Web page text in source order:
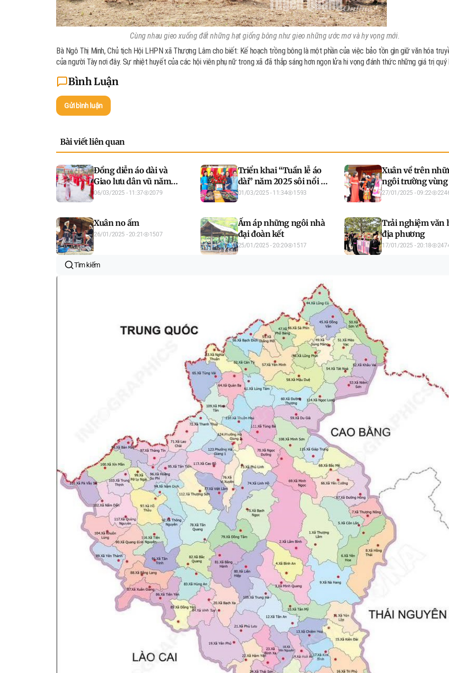
Cùng nhau gieo xuống đất những hạt giống bông như gieo những ước mơ và hy vọng mới.
Bà Ngô Thị Minh, Chủ tịch Hội LHPN xã Thượng Lâm cho biết: Kế hoạch trồng bông là một phần của việc bảo tồn gìn giữ văn hóa
của người Tày nơi đây. Sự nhiệt huyết của các hội viên phụ nữ trong xã đã thắp sáng hơn ngọn lửa hi vọng đánh thức những giá trị
Bình Luận
Gửi bình luận
Bài viết liên quan
Đồng diễn áo dài và
Giao lưu dân vũ năm
2025
06/03/2025 - 11:37 2079
Triển khai “Tuần lễ áo
dài” năm 2025 sôi nổi và
phù hợp
01/03/2025 - 11:34 1593
Xuân về trên
ngôi trường vùng
27/01/2025 - 09:22
Xuân no ấm
26/01/2025 - 20:21 1507
Ấm áp những ngôi nhà
đại đoàn kết
25/01/2025 - 20:20 1517
Trải nghiệm văn
địa phương
17/01/2025 - 20:18
Tìm kiếm